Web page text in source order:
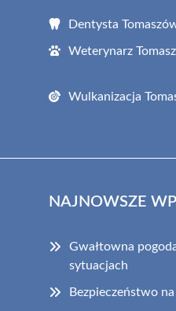
Dentysta
Weterynarz
Wulkanizacja
NAJNOWSZE
Gwałtowna
sytuacjach
Bezpieczeństwo